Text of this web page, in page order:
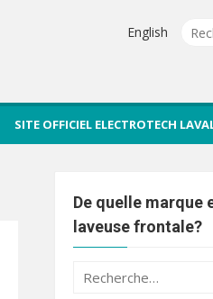
English
SITE OFFICIEL ELECTROTECH
De quelle marque
laveuse frontale?
Recherche